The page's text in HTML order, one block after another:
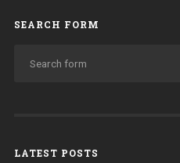
SEARCH FORM
LATEST POSTS